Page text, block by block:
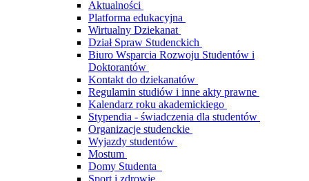
Aktualności
Platforma edukacyjna
Wirtualny Dziekanat
Dział Spraw Studenckich
Biuro Wsparcia Rozwoju Studentów i
Doktorantów
Kontakt do dziekanatów
Regulamin studiów i inne akty prawne
Kalendarz roku akademickiego
Stypendia - świadczenia dla studentów
Organizacje studenckie
Wyjazdy studentów
Mostum
Domy Studenta
Sport i zdrowie